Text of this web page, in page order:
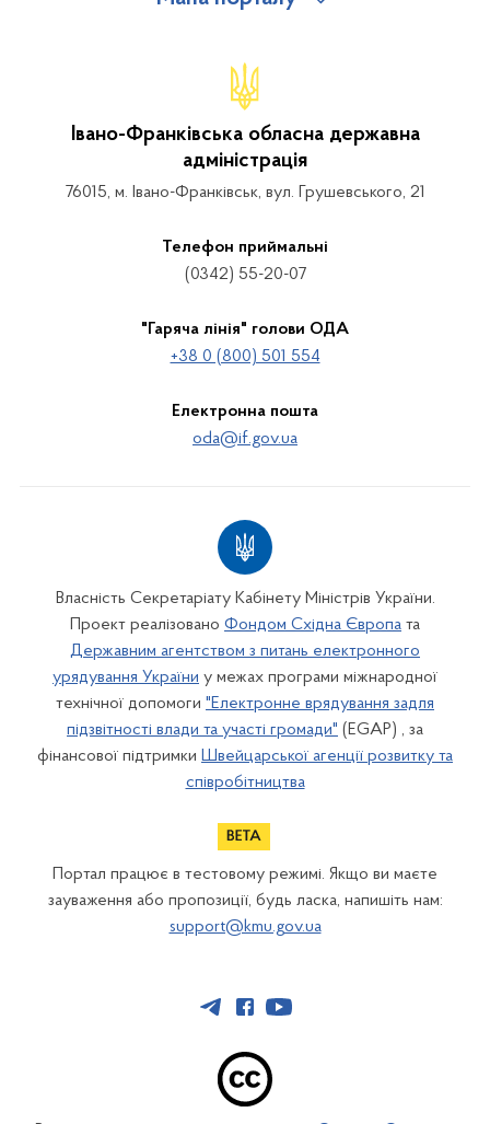
Івано-Франківська обласна державна
адміністрація
76015, м. Івано-Франківськ, вул. Грушевського, 21
Телефон приймальні
(0342) 55-20-07
"Гаряча лінія" голови ОДА
+38 0 (800) 501 554
Електронна пошта
oda@if.gov.ua
Власність Секретаріату Кабінету Міністрів України.
Проект реалізовано Фондом Східна Європа та
Державним агентством з питань електронного
урядування України у межах програми міжнародної
технічної допомоги "Електронне врядування задля
підзвітності влади та участі громади" (EGAP) , за
фінансової підтримки Швейцарської агенції розвитку та
співробітництва
Портал працює в тестовому режимі. Якщо ви маєте
зауваження або пропозиції, будь ласка, напишіть нам:
support@kmu.gov.ua